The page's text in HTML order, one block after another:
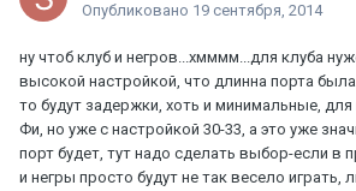
Опубликовано 19 сентября, 2014
ну чтоб клуб и негров...хмммм...для клуба
высокой настройкой, что длинна порта
то будут задержки, хоть и минимальные, для
Фи, но уже с настройкой 30-33, а это уже
порт будет, тут надо сделать выбор-если в
и негры просто будут не так весело играть,